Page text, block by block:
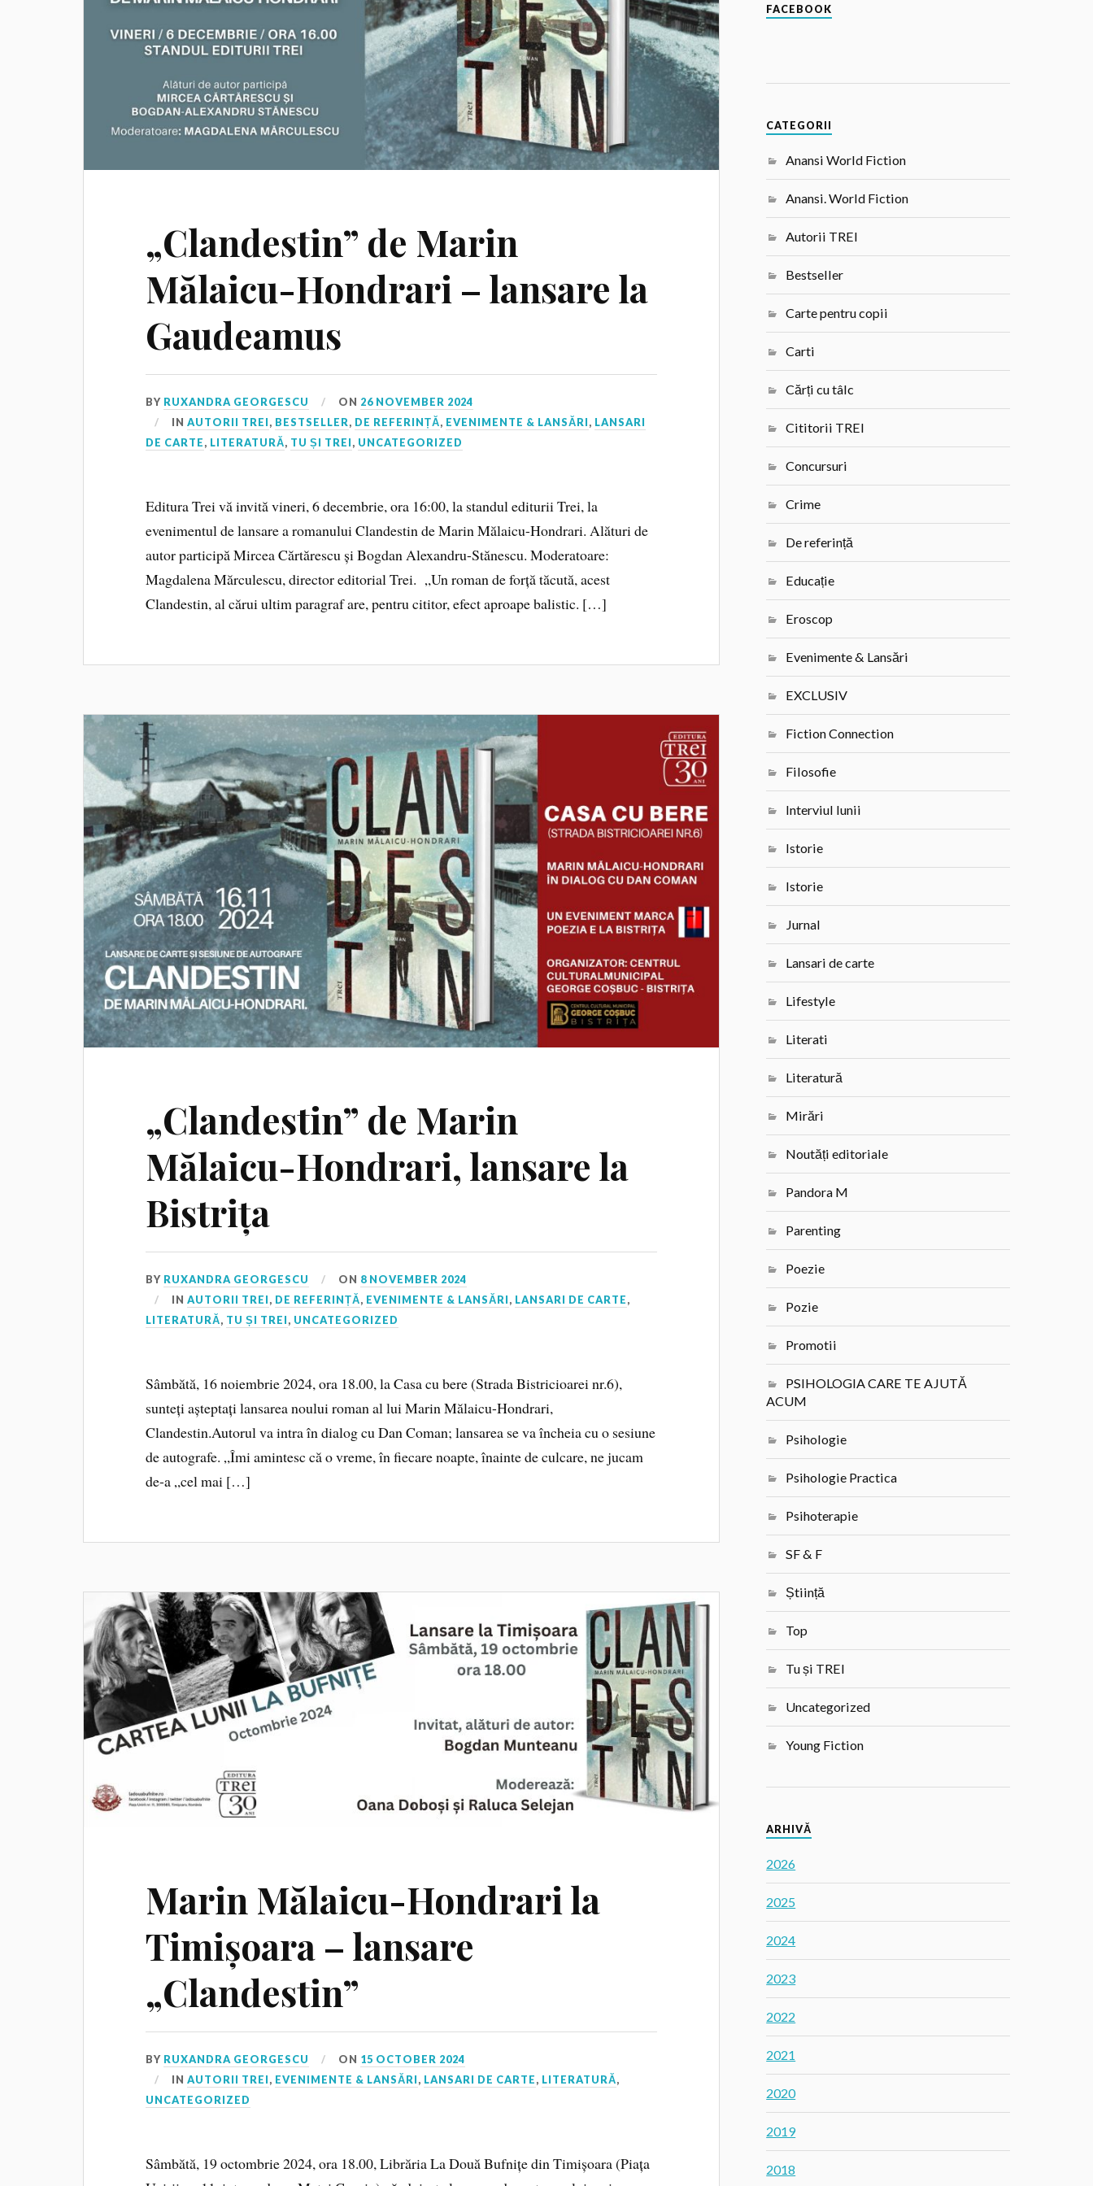
„Clandestin” de Marin
Mălaicu-Hondrari – lansare la
Gaudeamus
BY RUXANDRA GEORGESCU ON 26 NOVEMBER 2024
INAUTORII TREI, BESTSELLER, DE REFERINȚĂ, EVENIMENTE & LANSĂRI, LANSARI
DE CARTE, LITERATURĂ, TU ȘI TREI, UNCATEGORIZED
Editura Trei vă invită vineri, 6 decembrie, ora 16:00, la standul editurii Trei, la
evenimentul de lansare a romanului Clandestin de Marin Mălaicu-Hondrari. Alături de
autor participă Mircea Cărtărescu și Bogdan Alexandru-Stănescu. Moderatoare:
Magdalena Mărculescu, director editorial Trei. „Un roman de forță tăcută, acest
Clandestin, al cărui ultim paragraf are, pentru cititor, efect aproape balistic. […]
„Clandestin” de Marin
Mălaicu-Hondrari, lansare la
Bistrița
BY RUXANDRA GEORGESCU ON 8 NOVEMBER 2024
INAUTORII TREI, DE REFERINȚĂ, EVENIMENTE & LANSĂRI, LANSARI DE CARTE,
LITERATURĂ, TU ȘI TREI, UNCATEGORIZED
Sâmbătă, 16 noiembrie 2024, ora 18.00, la Casa cu bere (Strada Bistricioarei nr.6),
sunteți așteptați lansarea noului roman al lui Marin Mălaicu-Hondrari,
Clandestin.Autorul va intra în dialog cu Dan Coman; lansarea se va încheia cu o sesiune
de autografe. „Îmi amintesc că o vreme, în fiecare noapte, înainte de culcare, ne jucam
de-a „cel mai […]
Marin Mălaicu-Hondrari la
Timișoara – lansare
„Clandestin”
BY RUXANDRA GEORGESCU ON 15 OCTOBER 2024
INAUTORII TREI, EVENIMENTE & LANSĂRI, LANSARI DE CARTE, LITERATURĂ,
UNCATEGORIZED
Sâmbătă, 19 octombrie 2024, ora 18.00, Librăria La Două Bufnițe din Timișoara (Piața
FACEBOOK
CATEGORII
Anansi World Fiction
Anansi. World Fiction
Autorii TREI
Bestseller
Carte pentru copii
Carti
Cărți cu tâlc
Cititorii TREI
Concursuri
Crime
De referință
Educație
Eroscop
Evenimente & Lansări
EXCLUSIV
Fiction Connection
Filosofie
Interviul lunii
Istorie
Istorie
Jurnal
Lansari de carte
Lifestyle
Literati
Literatură
Mirări
Noutăți editoriale
Pandora M
Parenting
Poezie
Pozie
Promotii
PSIHOLOGIA CARE TE AJUTĂ
ACUM
Psihologie
Psihologie Practica
Psihoterapie
SF & F
Știință
Top
Tu și TREI
Uncategorized
Young Fiction
ARHIVĂ
2026
2025
2024
2023
2022
2021
2020
2019
2018